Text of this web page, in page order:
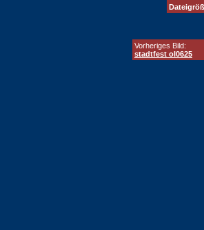
Vorheriges Bild:
stadtfest ol0625